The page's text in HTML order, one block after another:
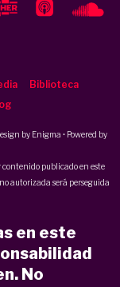
Biblioteca
by Enigma • Powered by
publicado en este
autorizada será perseguida
en este
No